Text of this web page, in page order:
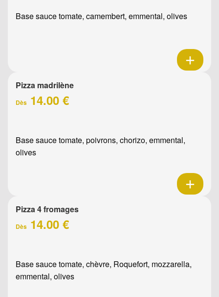
Base sauce tomate, camembert, emmental, olives
Pizza madrilène
Dès 14.00 €
Base sauce tomate, poivrons, chorizo, emmental,
olives
Pizza 4 fromages
Dès 14.00 €
Base sauce tomate, chèvre, Roquefort, mozzarella,
emmental, olives